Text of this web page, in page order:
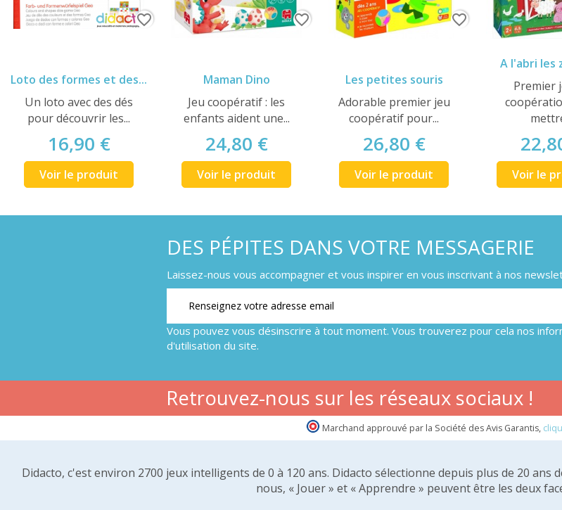
Loto des formes et des...
Un loto avec des dés
pour découvrir les...
16,90 €
Voir le produit
favorite_border
Maman Dino
Jeu coopératif : les
enfants aident une...
24,80 €
Voir le produit
favorite_border
Les petites souris
Adorable premier jeu
coopératif pour...
26,80 €
Voir le produit
favorite_border
A l'abri les
Premier
Voir le
DES PÉPITES DANS VOTRE MESSAGERIE
Laissez-nous vous accompagner et vous inspirer en vous inscrivant à nos
Vous pouvez vous désinscrire à tout moment. Vous trouverez pour cela nos
d'utilisation du site.
Retrouvez-nous sur les réseaux sociaux !
Marchand approuvé par la Société des Avis Garantis,
Didacto, c'est environ 2700 jeux intelligents de 0 à 120 ans. Didacto sélectionne depuis plus de 20
nous, « Jouer » et « Apprendre » peuvent être les deux